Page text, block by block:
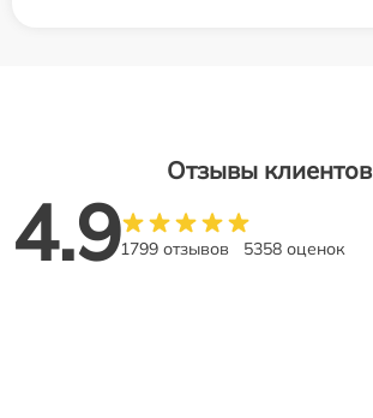
Отзывы клиентов
4.91799 отзывов 5358 оценок